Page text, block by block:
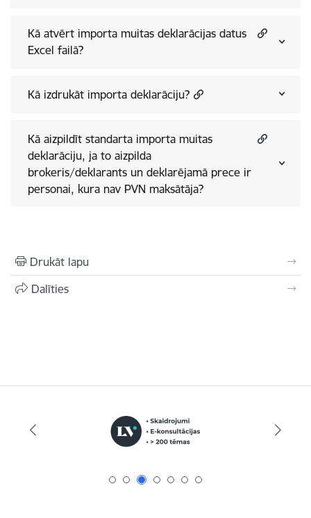
Kā atvērt importa muitas deklarācijas datus
Excel failā?
Kā izdrukāt importa deklarāciju?
Kā aizpildīt standarta importa muitas
deklarāciju, ja to aizpilda
brokeris/deklarants un deklarējamā prece ir
personai, kura nav PVN maksātāja?
Drukāt lapu
Dalīties